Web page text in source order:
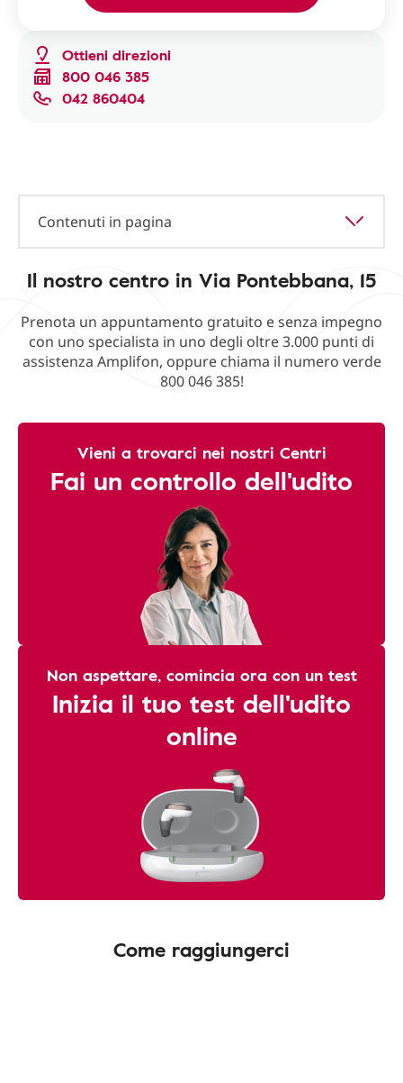
Ottieni direzioni
800 046 385
042 860404
Contenuti in pagina
Il nostro centro in Via Pontebbana, 15
Prenota un appuntamento gratuito e senza impegno
con uno specialista in uno degli oltre 3.000 punti di
assistenza Amplifon, oppure chiama il numero verde
800 046 385!
Vieni a trovarci nei nostri Centri
Fai un controllo dell'udito
Non aspettare, comincia ora con un test
Inizia il tuo test dell'udito
online
Come raggiungerci